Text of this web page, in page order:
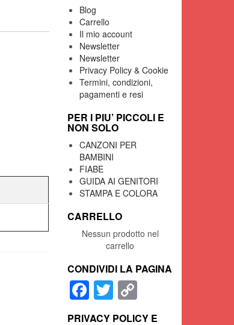
Blog
Carrello
Il mio account
Newsletter
Newsletter
Privacy Policy & Cookie
Termini, condizioni,
pagamenti e resi
PER I PIU’ PICCOLI E
NON SOLO
CANZONI PER
BAMBINI
FIABE
GUIDA AI GENITORI
STAMPA E COLORA
CARRELLO
Nessun prodotto nel
carrello
CONDIVIDI LA PAGINA
Facebook
Twitter
Link
PRIVACY POLICY E